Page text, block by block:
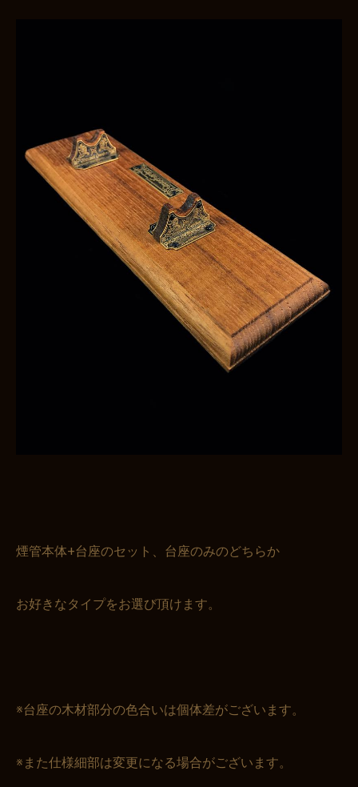
煙管本体+台座のセット、台座のみのどちらか
お好きなタイプをお選び頂けます。
※台座の木材部分の色合いは個体差がございます。
※また仕様細部は変更になる場合がございます。